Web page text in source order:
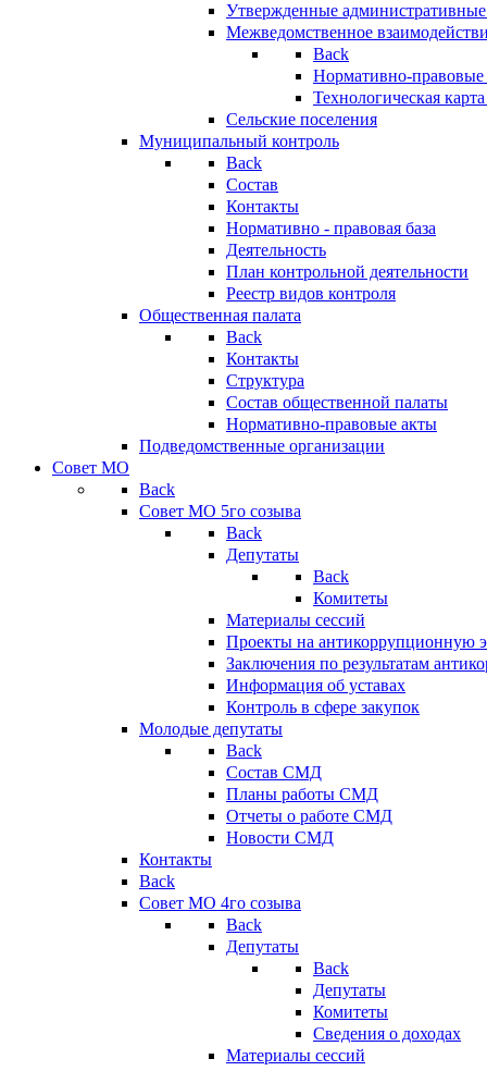
Утвержденные
Межведомственное
Back
Нормативно-правовые
Технологическая
Сельские поселения
Муниципальный контроль
Back
Состав
Контакты
Нормативно - правовая база
Деятельность
План контрольной деятельности
Реестр видов контроля
Общественная палата
Back
Контакты
Структура
Состав общественной палаты
Нормативно-правовые акты
Подведомственные организации
Совет МО
Back
Совет МО 5го созыва
Back
Депутаты
Back
Комитеты
Материалы сессий
Проекты на антикоррупционную
Заключения по результатам
Информация об уставах
Контроль в сфере закупок
Молодые депутаты
Back
Состав СМД
Планы работы СМД
Отчеты о работе СМД
Новости СМД
Контакты
Back
Совет МО 4го созыва
Back
Депутаты
Back
Депутаты
Комитеты
Сведения о доходах
Материалы сессий